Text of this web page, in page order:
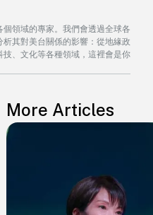
領域的專家。我們會透過全球各
其對美台關係的影響：從地緣政
、文化等各種領域，這裡會是你
More Articles